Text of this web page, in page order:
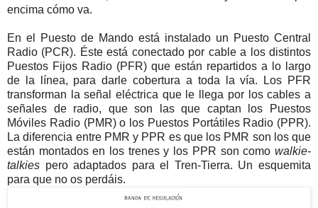
encima cómo va.
En el Puesto de Mando está instalado un Puesto Central
Radio (PCR). Éste está conectado por cable a los distintos
Puestos Fijos Radio (PFR) que están repartidos a lo largo
de la línea, para darle cobertura a toda la vía. Los PFR
transforman la señal eléctrica que le llega por los cables a
señales de radio, que son las que captan los Puestos
Móviles Radio (PMR) o los Puestos Portátiles Radio (PPR).
La diferencia entre PMR y PPR es que los PMR son los que
están montados en los trenes y los PPR son como walkie-
talkies pero adaptados para el Tren-Tierra. Un esquemita
para que no os perdáis.